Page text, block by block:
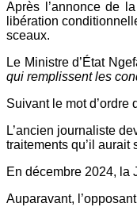
Après l’annonce de
libération
sceaux.
Le Ministre d’État
qui remplissent les
Suivant le mot
L’ancien journaliste
traitements qu’il
En décembre 2024, la
Auparavant,